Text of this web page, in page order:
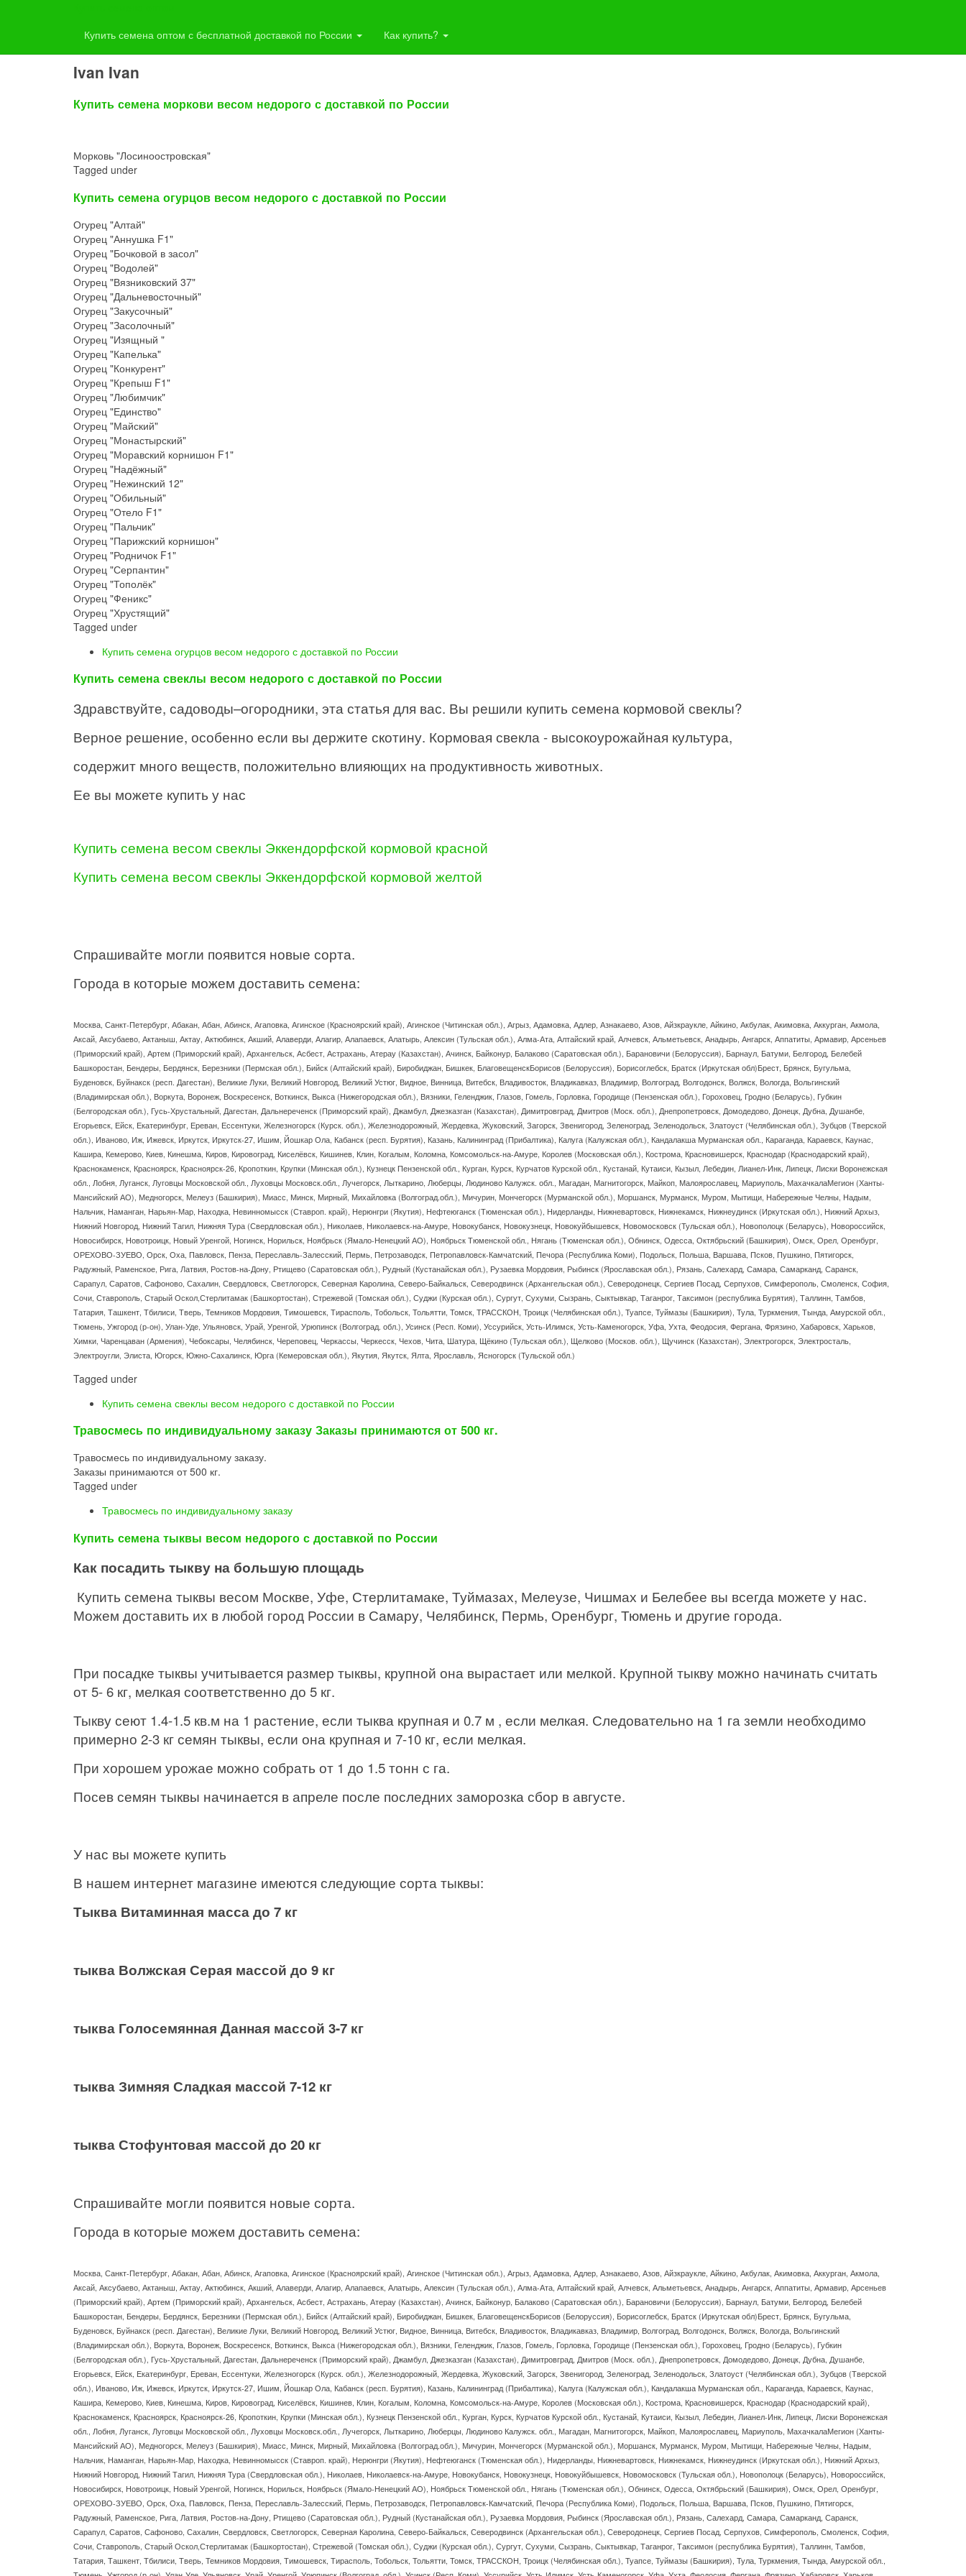
Купить семена оптом с бесплатной доставкой по России
Как купить?
Ivan Ivan
Купить семена моркови весом недорого с доставкой по России
Морковь "Лосиноостровская"
Tagged under
Купить семена огурцов весом недорого с доставкой по России
Огурец "Алтай"
Огурец "Аннушка F1"
Огурец "Бочковой в засол"
Огурец "Водолей"
Огурец "Вязниковский 37"
Огурец "Дальневосточный"
Огурец "Закусочный"
Огурец "Засолочный"
Огурец "Изящный "
Огурец "Капелька"
Огурец "Конкурент"
Огурец "Крепыш F1"
Огурец "Любимчик"
Огурец "Единство"
Огурец "Майский"
Огурец "Монастырский"
Огурец "Моравский корнишон F1"
Огурец "Надёжный"
Огурец "Нежинский 12"
Огурец "Обильный"
Огурец "Отело F1"
Огурец "Пальчик"
Огурец "Парижский корнишон"
Огурец "Родничок F1"
Огурец "Серпантин"
Огурец "Тополёк"
Огурец "Феникс"
Огурец "Хрустящий"
Tagged under
Купить семена огурцов весом недорого с доставкой по России
Купить семена свеклы весом недорого с доставкой по России
Здравствуйте, садоводы–огородники, эта статья для вас. Вы решили купить семена кормовой свеклы?
Верное решение, особенно если вы держите скотину. Кормовая свекла - высокоурожайная культура,
содержит много веществ, положительно влияющих на продуктивность животных.
Ее вы можете купить у нас
Купить семена весом свеклы Эккендорфской кормовой красной
Купить семена весом свеклы Эккендорфской кормовой желтой
Спрашивайте могли появится новые сорта.
Города в которые можем доставить семена:
Москва, Санкт-Петербург, Абакан, Абан, Абинск, Агаповка, Агинское (Красноярский край), Агинское (Читинская обл.), Агрыз, Адамовка, Адлер, Азнакаево, Азов, Айзкраукле, Айкино, Акбулак, Акимовка, Аккурган, Акмола,
Аксай, Аксубаево, Актаныш, Актау, Актюбинск, Акший, Алаверди, Алагир, Алапаевск, Алатырь, Алексин (Тульская обл.), Алма-Ата, Алтайский край, Алчевск, Альметьевск, Анадырь, Ангарск, Аппатиты, Армавир, Арсеньев
(Приморский край), Артем (Приморский край), Архангельск, Асбест, Астрахань, Атерау (Казахстан), Ачинск, Байконур, Балаково (Саратовская обл.), Барановичи (Белоруссия), Барнаул, Батуми, Белгород, Белебей
Башкоростан, Бендеры, Бердянск, Березники (Пермская обл.), Бийск (Алтайский край), Биробиджан, Бишкек, БлаговещенскБорисов (Белоруссия), Борисоглебск, Братск (Иркутская обл)Брест, Брянск, Бугульма,
Буденовск, Буйнакск (респ. Дагестан), Великие Луки, Великий Новгород, Великий Устюг, Видное, Винница, Витебск, Владивосток, Владикавказ, Владимир, Волгоград, Волгодонск, Волжск, Вологда, Вольгинский
(Владимирская обл.), Воркута, Воронеж, Воскресенск, Воткинск, Выкса (Нижегородская обл.), Вязники, Геленджик, Глазов, Гомель, Горловка, Городище (Пензенская обл.), Гороховец, Гродно (Беларусь), Губкин
(Белгородская обл.), Гусь-Хрустальный, Дагестан, Дальнереченск (Приморский край), Джамбул, Джезказган (Казахстан), Димитровград, Дмитров (Моск. обл.), Днепропетровск, Домодедово, Донецк, Дубна, Душанбе,
Егорьевск, Ейск, Екатеринбург, Ереван, Ессентуки, Железногорск (Курск. обл.), Железнодорожный, Жердевка, Жуковский, Загорск, Звенигород, Зеленоград, Зеленодольск, Златоуст (Челябинская обл.), Зубцов (Тверской
обл.), Иваново, Иж, Ижевск, Иркутск, Иркутск-27, Ишим, Йошкар Ола, Кабанск (респ. Бурятия), Казань, Калининград (Прибалтика), Калуга (Калужская обл.), Кандалакша Мурманская обл., Караганда, Караевск, Каунас,
Кашира, Кемерово, Киев, Кинешма, Киров, Кировоград, Киселёвск, Кишинев, Клин, Когалым, Коломна, Комсомольск-на-Амуре, Королев (Московская обл.), Кострома, Красновишерск, Краснодар (Краснодарский край),
Краснокаменск, Красноярск, Красноярск-26, Кропоткин, Крупки (Минская обл.), Кузнецк Пензенской обл., Курган, Курск, Курчатов Курской обл., Кустанай, Кутаиси, Кызыл, Лебедин, Лианел-Инк, Липецк, Лиски Воронежская
обл., Лобня, Луганск, Луговцы Московской обл., Луховцы Московск.обл., Лучегорск, Лыткарино, Люберцы, Людиново Калужск. обл., Магадан, Магнитогорск, Майкоп, Малоярославец, Мариуполь, МахачкалаМегион (Ханты-
Мансийский АО), Медногорск, Мелеуз (Башкирия), Миасс, Минск, Мирный, Михайловка (Волгоград.обл.), Мичурин, Мончегорск (Мурманской обл.), Моршанск, Мурманск, Муром, Мытищи, Набережные Челны, Надым,
Нальчик, Наманган, Нарьян-Мар, Находка, Невинномысск (Ставроп. край), Нерюнгри (Якутия), Нефтеюганск (Тюменская обл.), Нидерланды, Нижневартовск, Нижнекамск, Нижнеудинск (Иркутская обл.), Нижний Архыз,
Нижний Новгород, Нижний Тагил, Нижняя Тура (Свердловская обл.), Николаев, Николаевск-на-Амуре, Новокубанск, Новокузнецк, Новокуйбышевск, Новомосковск (Тульская обл.), Новополоцк (Беларусь), Новороссийск,
Новосибирск, Новотроицк, Новый Уренгой, Ногинск, Норильск, Ноябрьск (Ямало-Ненецкий АО), Ноябрьск Тюменской обл., Нягань (Тюменская обл.), Обнинск, Одесса, Октябрьский (Башкирия), Омск, Орел, Оренбург,
ОРЕХОВО-ЗУЕВО, Орск, Оха, Павловск, Пенза, Переславль-Залесский, Пермь, Петрозаводск, Петропавловск-Камчатский, Печора (Республика Коми), Подольск, Польша, Варшава, Псков, Пушкино, Пятигорск,
Радужный, Раменское, Рига, Латвия, Ростов-на-Дону, Ртищево (Саратовская обл.), Рудный (Кустанайская обл.), Рузаевка Мордовия, Рыбинск (Ярославская обл.), Рязань, Салехард, Самара, Самарканд, Саранск,
Сарапул, Саратов, Сафоново, Сахалин, Свердловск, Светлогорск, Северная Каролина, Северо-Байкальск, Северодвинск (Архангельская обл.), Северодонецк, Сергиев Посад, Серпухов, Симферополь, Смоленск, София,
Сочи, Ставрополь, Старый Оскол,Стерлитамак (Башкортостан), Стрежевой (Томская обл.), Суджи (Курская обл.), Сургут, Сухуми, Сызрань, Сыктывкар, Таганрог, Таксимон (республика Бурятия), Таллинн, Тамбов,
Татария, Ташкент, Тбилиси, Тверь, Темников Мордовия, Тимошевск, Тирасполь, Тобольск, Тольятти, Томск, ТРАССКОН, Троицк (Челябинская обл.), Туапсе, Туймазы (Башкирия), Тула, Туркмения, Тында, Амурской обл.,
Тюмень, Ужгород (р-он), Улан-Уде, Ульяновск, Урай, Уренгой, Урюпинск (Волгоград. обл.), Усинск (Респ. Коми), Уссурийск, Усть-Илимск, Усть-Каменогорск, Уфа, Ухта, Феодосия, Фергана, Фрязино, Хабаровск, Харьков,
Химки, Чаренцаван (Армения), Чебоксары, Челябинск, Череповец, Черкассы, Черкесск, Чехов, Чита, Шатура, Щёкино (Тульская обл.), Щелково (Москов. обл.), Щучинск (Казахстан), Электрогорск, Электросталь,
Электроугли, Элиста, Югорск, Южно-Сахалинск, Юрга (Кемеровская обл.), Якутия, Якутск, Ялта, Ярославль, Ясногорск (Тульской обл.)
Tagged under
Купить семена свеклы весом недорого с доставкой по России
Травосмесь по индивидуальному заказу Заказы принимаются от 500 кг.
Травосмесь по индивидуальному заказу.
Заказы принимаются от 500 кг.
Tagged under
Травосмесь по индивидуальному заказу
Купить семена тыквы весом недорого с доставкой по России
Как посадить тыкву на большую площадь
Купить семена тыквы весом Москве, Уфе, Стерлитамаке, Туймазах, Мелеузе, Чишмах и Белебее вы всегда можете у нас.
Можем доставить их в любой город России в Самару, Челябинск, Пермь, Оренбург, Тюмень и другие города.
При посадке тыквы учитывается размер тыквы, крупной она вырастает или мелкой. Крупной тыкву можно начинать считать
от 5- 6 кг, мелкая соответственно до 5 кг.
Тыкву сеют 1.4-1.5 кв.м на 1 растение, если тыква крупная и 0.7 м , если мелкая. Следовательно на 1 га земли необходимо
примерно 2-3 кг семян тыквы, если она крупная и 7-10 кг, если мелкая.
При хорошем урожае можно собрать от 1 до 1.5 тонн с га.
Посев семян тыквы начинается в апреле после последних заморозка сбор в августе.
У нас вы можете купить
В нашем интернет магазине имеются следующие сорта тыквы:
Тыква Витаминная масса до 7 кг
тыква Волжская Серая массой до 9 кг
тыква Голосемянная Данная массой 3-7 кг
тыква Зимняя Сладкая массой 7-12 кг
тыква Стофунтовая массой до 20 кг
Спрашивайте могли появится новые сорта.
Города в которые можем доставить семена:
Москва, Санкт-Петербург, Абакан, Абан, Абинск, Агаповка, Агинское (Красноярский край), Агинское (Читинская обл.), Агрыз, Адамовка, Адлер, Азнакаево, Азов, Айзкраукле, Айкино, Акбулак, Акимовка, Аккурган, Акмола,
Аксай, Аксубаево, Актаныш, Актау, Актюбинск, Акший, Алаверди, Алагир, Алапаевск, Алатырь, Алексин (Тульская обл.), Алма-Ата, Алтайский край, Алчевск, Альметьевск, Анадырь, Ангарск, Аппатиты, Армавир, Арсеньев
(Приморский край), Артем (Приморский край), Архангельск, Асбест, Астрахань, Атерау (Казахстан), Ачинск, Байконур, Балаково (Саратовская обл.), Барановичи (Белоруссия), Барнаул, Батуми, Белгород, Белебей
Башкоростан, Бендеры, Бердянск, Березники (Пермская обл.), Бийск (Алтайский край), Биробиджан, Бишкек, БлаговещенскБорисов (Белоруссия), Борисоглебск, Братск (Иркутская обл)Брест, Брянск, Бугульма,
Буденовск, Буйнакск (респ. Дагестан), Великие Луки, Великий Новгород, Великий Устюг, Видное, Винница, Витебск, Владивосток, Владикавказ, Владимир, Волгоград, Волгодонск, Волжск, Вологда, Вольгинский
(Владимирская обл.), Воркута, Воронеж, Воскресенск, Воткинск, Выкса (Нижегородская обл.), Вязники, Геленджик, Глазов, Гомель, Горловка, Городище (Пензенская обл.), Гороховец, Гродно (Беларусь), Губкин
(Белгородская обл.), Гусь-Хрустальный, Дагестан, Дальнереченск (Приморский край), Джамбул, Джезказган (Казахстан), Димитровград, Дмитров (Моск. обл.), Днепропетровск, Домодедово, Донецк, Дубна, Душанбе,
Егорьевск, Ейск, Екатеринбург, Ереван, Ессентуки, Железногорск (Курск. обл.), Железнодорожный, Жердевка, Жуковский, Загорск, Звенигород, Зеленоград, Зеленодольск, Златоуст (Челябинская обл.), Зубцов (Тверской
обл.), Иваново, Иж, Ижевск, Иркутск, Иркутск-27, Ишим, Йошкар Ола, Кабанск (респ. Бурятия), Казань, Калининград (Прибалтика), Калуга (Калужская обл.), Кандалакша Мурманская обл., Караганда, Караевск, Каунас,
Кашира, Кемерово, Киев, Кинешма, Киров, Кировоград, Киселёвск, Кишинев, Клин, Когалым, Коломна, Комсомольск-на-Амуре, Королев (Московская обл.), Кострома, Красновишерск, Краснодар (Краснодарский край),
Краснокаменск, Красноярск, Красноярск-26, Кропоткин, Крупки (Минская обл.), Кузнецк Пензенской обл., Курган, Курск, Курчатов Курской обл., Кустанай, Кутаиси, Кызыл, Лебедин, Лианел-Инк, Липецк, Лиски Воронежская
обл., Лобня, Луганск, Луговцы Московской обл., Луховцы Московск.обл., Лучегорск, Лыткарино, Люберцы, Людиново Калужск. обл., Магадан, Магнитогорск, Майкоп, Малоярославец, Мариуполь, МахачкалаМегион (Ханты-
Мансийский АО), Медногорск, Мелеуз (Башкирия), Миасс, Минск, Мирный, Михайловка (Волгоград.обл.), Мичурин, Мончегорск (Мурманской обл.), Моршанск, Мурманск, Муром, Мытищи, Набережные Челны, Надым,
Нальчик, Наманган, Нарьян-Мар, Находка, Невинномысск (Ставроп. край), Нерюнгри (Якутия), Нефтеюганск (Тюменская обл.), Нидерланды, Нижневартовск, Нижнекамск, Нижнеудинск (Иркутская обл.), Нижний Архыз,
Нижний Новгород, Нижний Тагил, Нижняя Тура (Свердловская обл.), Николаев, Николаевск-на-Амуре, Новокубанск, Новокузнецк, Новокуйбышевск, Новомосковск (Тульская обл.), Новополоцк (Беларусь), Новороссийск,
Новосибирск, Новотроицк, Новый Уренгой, Ногинск, Норильск, Ноябрьск (Ямало-Ненецкий АО), Ноябрьск Тюменской обл., Нягань (Тюменская обл.), Обнинск, Одесса, Октябрьский (Башкирия), Омск, Орел, Оренбург,
ОРЕХОВО-ЗУЕВО, Орск, Оха, Павловск, Пенза, Переславль-Залесский, Пермь, Петрозаводск, Петропавловск-Камчатский, Печора (Республика Коми), Подольск, Польша, Варшава, Псков, Пушкино, Пятигорск,
Радужный, Раменское, Рига, Латвия, Ростов-на-Дону, Ртищево (Саратовская обл.), Рудный (Кустанайская обл.), Рузаевка Мордовия, Рыбинск (Ярославская обл.), Рязань, Салехард, Самара, Самарканд, Саранск,
Сарапул, Саратов, Сафоново, Сахалин, Свердловск, Светлогорск, Северная Каролина, Северо-Байкальск, Северодвинск (Архангельская обл.), Северодонецк, Сергиев Посад, Серпухов, Симферополь, Смоленск, София,
Сочи, Ставрополь, Старый Оскол,Стерлитамак (Башкортостан), Стрежевой (Томская обл.), Суджи (Курская обл.), Сургут, Сухуми, Сызрань, Сыктывкар, Таганрог, Таксимон (республика Бурятия), Таллинн, Тамбов,
Татария, Ташкент, Тбилиси, Тверь, Темников Мордовия, Тимошевск, Тирасполь, Тобольск, Тольятти, Томск, ТРАССКОН, Троицк (Челябинская обл.), Туапсе, Туймазы (Башкирия), Тула, Туркмения, Тында, Амурской обл.,